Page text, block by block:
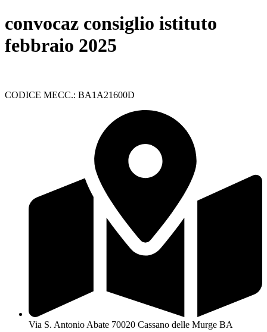
convocaz consiglio istituto
febbraio 2025
CODICE MECC.: BA1A21600D
Via S. Antonio Abate 70020 Cassano delle Murge BA